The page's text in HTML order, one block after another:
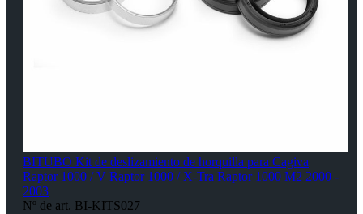
BITUBO Kit de deslizamiento de horquilla para Cagiva
Raptor 1000 / V Raptor 1000 / X-Tra Raptor 1000 M2 2000 -
2003
Nº de art. BI-KITS027